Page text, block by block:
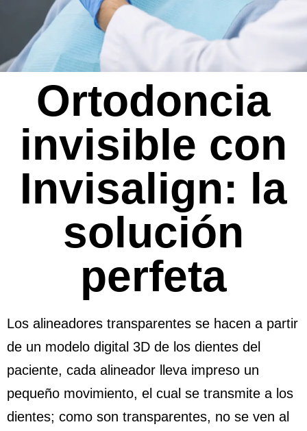
Ortodoncia
invisible con
Invisalign: la
solución
perfeta
Los alineadores transparentes se hacen a partir
de un modelo digital 3D de los dientes del
paciente, cada alineador lleva impreso un
pequeño movimiento, el cual se transmite a los
dientes; como son transparentes, no se ven al